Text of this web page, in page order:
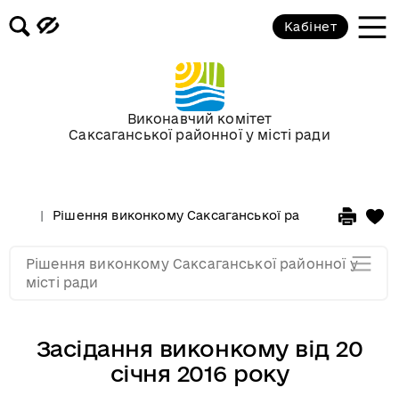
Виконавчий комітет
Саксаганської районної у місті ради
Кабінет
Рішення виконкому Саксаганської районної у місті
Засідання виконкому від 20
січня 2016 року
Рішення виконкому Саксаганської районної у
місті ради
Засідання за 2015 рік
Засідання за 2014 рік
Засідання за 2013 рік
Засідання за 2011
Засідання за 2010